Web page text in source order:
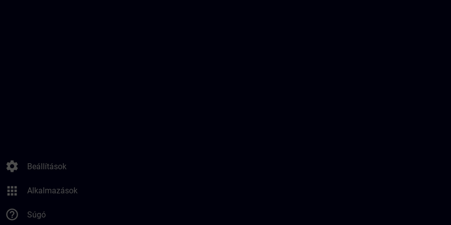
settings Beállítások
apps Alkalmazások
help_outline Súgó